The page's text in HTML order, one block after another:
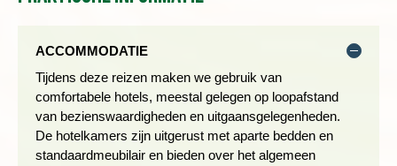
ACCOMMODATIE
Tijdens deze reizen maken we gebruik van
comfortabele hotels, meestal gelegen op loopafstand
van bezienswaardigheden en uitgaansgelegenheden.
De hotelkamers zijn uitgerust met aparte bedden en
standaardmeubilair en bieden over het algemeen